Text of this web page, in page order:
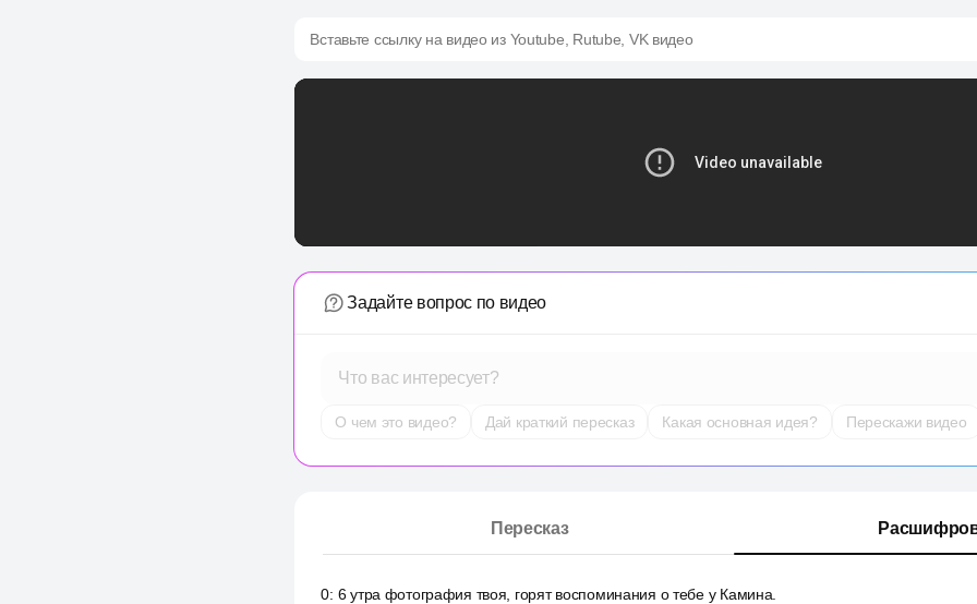
Вставьте ссылку на видео из Youtube, Rutube, VK видео
Задайте вопрос по видео
Что вас интересует?
О чем это видео? Дай краткий пересказ Какая основная идея? Перескажи видео
Пересказ
0: 6 утра фотография твоя, горят воспоминания о тебе у Камина.